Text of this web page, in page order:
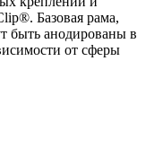
Базовая рама,
быть анодированы в
от сферы